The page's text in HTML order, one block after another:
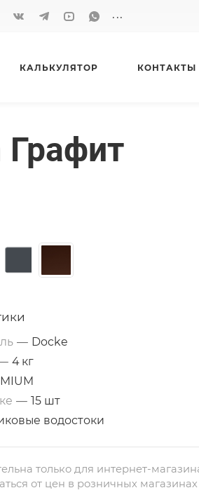
...
КАЛЬКУЛЯТОР КОНТАКТЫ
Графит
— Docke
4 кг
— 15 шт
водостоки
только для интернет-
от цен в розничных магазинах